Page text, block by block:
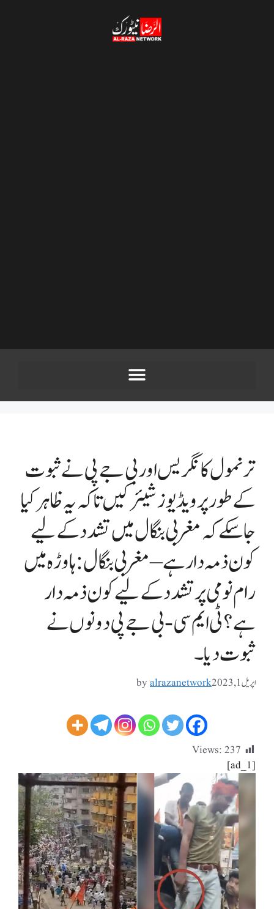
ترنمول کانگریس اور بی جے پی نے ثبوت
کے طور پر ویڈیوز شیئر کیں تاکہ یہ ظاہر کیا
جا سکے کہ مغربی بنگال میں تشدد کے لیے
کون ذمہ دار ہے – مغربی بنگال: ہاوڑہ میں
رام نومی پر تشدد کے لیے کون ذمہ دار
ہے؟ ٹی ایم سی-بی جے پی دونوں نے
ثبوت دیا۔
اپریل 1, 2023 byalrazanetwork
Views: 237
[ad_1]